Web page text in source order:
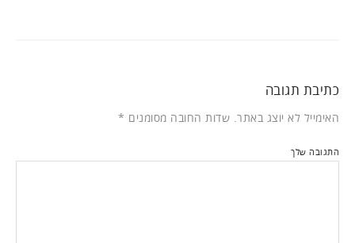
כתיבת תגובה
האימייל לא יוצג באתר. שדות החובה מסומנים *
התגובה שלך